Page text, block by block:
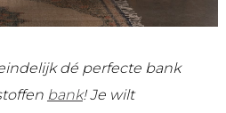
dé perfecte bank
bank! Je wilt